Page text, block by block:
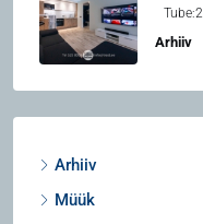
Tube:2
Arhiiv
Arhiiv
Müük